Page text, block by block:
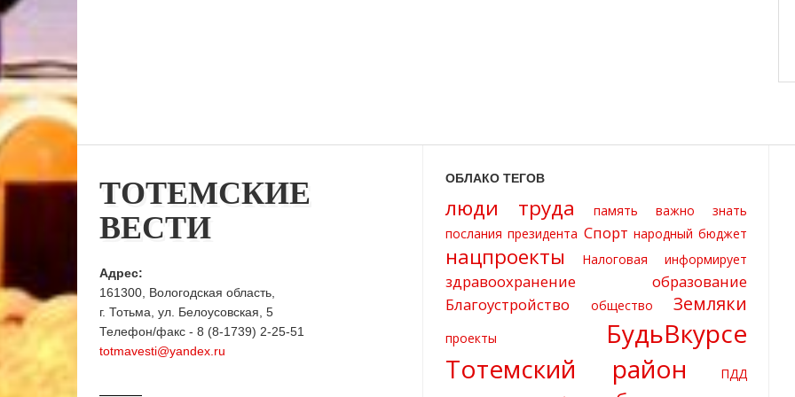
ТОТЕМСКИЕ
ВЕСТИ
Адрес:
161300, Вологодская область,
г. Тотьма, ул. Белоусовская, 5
Телефон/факс - 8 (8-1739) 2-25-51
totmavesti@yandex.ru
ОБЛАКО ТЕГОВ
люди труда память
важно знать
послания президента Спорт народный бюджет
нацпроекты Налоговая информирует
здравоохранение
образование
Благоустройство
общество Земляки
проекты
БудьВкурсе
Тотемский район
ПДД